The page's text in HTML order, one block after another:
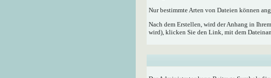
Nur bestimmte Arten von Dateien können
Nach dem Erstellen, wird der Anhang in
wird), klicken Sie den Link, mit dem